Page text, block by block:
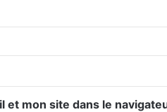
et mon site dans le